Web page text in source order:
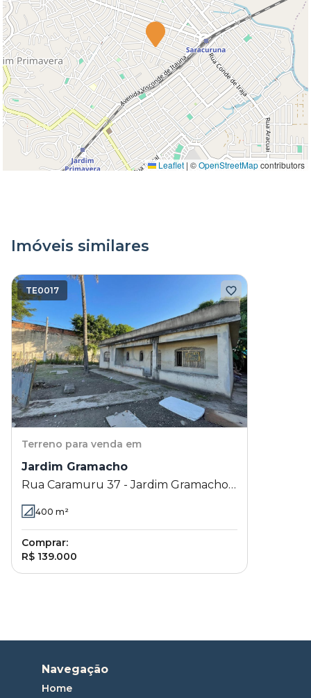
Leaflet | ©OpenStreetMapcontributors
Imóveis similares
TE0017
Terreno para venda em
Jardim Gramacho
Rua Caramuru 37 - Jardim Gramacho -
Duque de Caxias - RJ
400 m²
Comprar:
R$ 139.000
Navegação
Home